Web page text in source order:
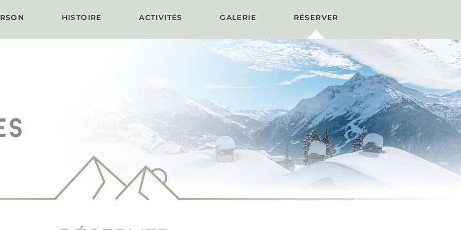
HISTOIRE ACTIVITÉS
ACTIVITÉS ÉTÉ
GALERIE
CHALET OURSON
RÉSERVER